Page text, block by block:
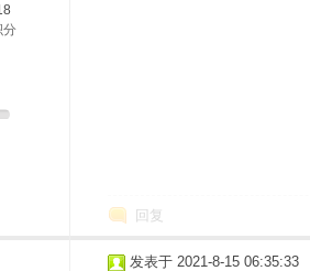
分
回复
发表于 2021-8-15 06:35:33